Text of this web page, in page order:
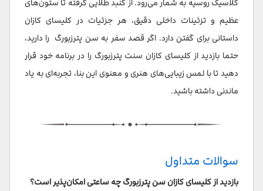
عظیم و تزئینات داخلی دقیق، هر جزئیات در کلیسای کازان
داستانی برای گفتن دارد. اگر قصد سفر به سن پترزبورگ را دارید،
حتما بازدید از کلیسای کازان سنت پترزبورگ را در برنامه خود قرار
دهید تا با لمس زیبایی‌های هنری و معنوی این بنا، تجربه‌ای به یاد
ماندنی داشته باشید.
سوالات متداول
بازدید از کلیسای کازان سن پترزبورگ چه ساعتی امکان‌پذیر است؟